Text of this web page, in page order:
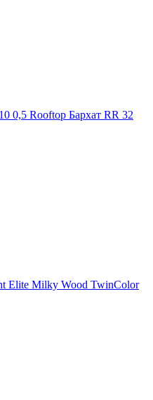
0,5 Rooftop Бархат RR 32
Elite Milky Wood TwinColor